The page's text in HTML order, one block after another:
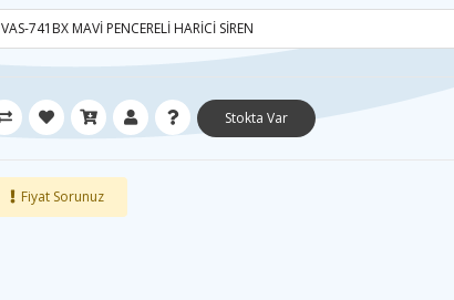
VAS-741BX MAVİ PENCERELİ HARİCİ SİREN
Stokta Var
Fiyat Sorunuz